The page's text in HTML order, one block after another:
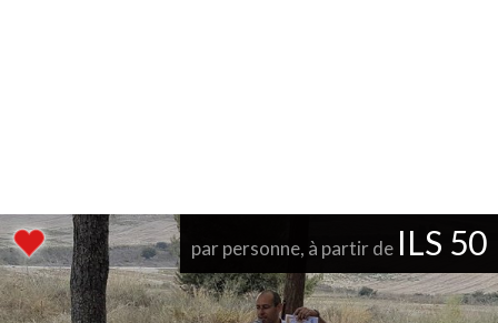
par personne, à partir de ILS 50